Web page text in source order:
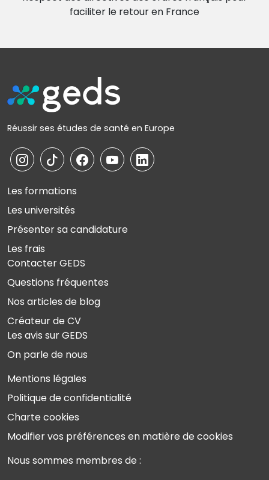
faciliter le retour en France
Réussir ses études de santé en Europe
Les formations
Les universités
Présenter sa candidature
Les frais
Contacter GEDS
Questions fréquentes
Nos articles de blog
Créateur de CV
Les avis sur GEDS
On parle de nous
Mentions légales
Politique de confidentialité
Charte cookies
Modifier vos préférences en matière de cookies
Nous sommes membres de :